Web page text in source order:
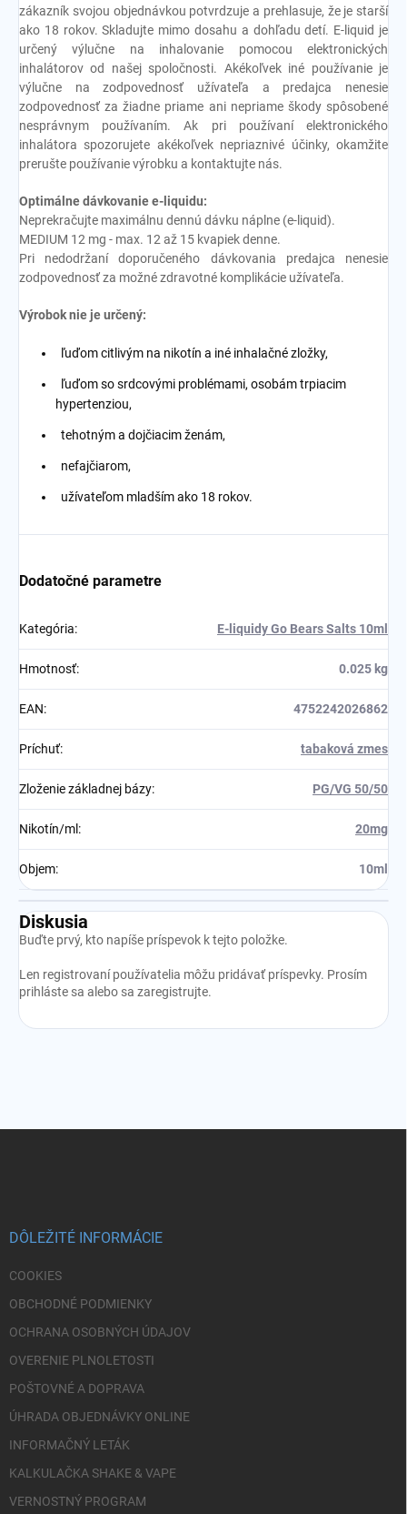
zákazník svojou objednávkou potvrdzuje a prehlasuje, že je starší
ako 18 rokov. Skladujte mimo dosahu a dohľadu detí. E-liquid je
určený výlučne na inhalovanie pomocou elektronických
inhalátorov od našej spoločnosti. Akékoľvek iné používanie je
výlučne na zodpovednosť užívateľa a predajca nenesie
zodpovednosť za žiadne priame ani nepriame škody spôsobené
nesprávnym používaním. Ak pri používaní elektronického
inhalátora spozorujete akékoľvek nepriaznivé účinky, okamžite
prerušte používanie výrobku a kontaktujte nás.
Optimálne dávkovanie e-liquidu:
Neprekračujte maximálnu dennú dávku náplne (e-liquid).
MEDIUM 12 mg - max. 12 až 15 kvapiek denne.
Pri nedodržaní doporučeného dávkovania predajca nenesie
zodpovednosť za možné zdravotné komplikácie užívateľa.
Výrobok nie je určený:
ľuďom citlivým na nikotín a iné inhalačné zložky,
ľuďom so srdcovými problémami, osobám trpiacim
hypertenziou,
tehotným a dojčiacim ženám,
nefajčiarom,
užívateľom mladším ako 18 rokov.
Dodatočné parametre
Kategória: E-liquidy Go Bears Salts 10ml
Hmotnosť: 0.025 kg
EAN: 4752242026862
Príchuť: tabaková zmes
Zloženie základnej bázy: PG/VG 50/50
Nikotín/ml : 20mg
Objem: 10ml
Diskusia
Buďte prvý, kto napíše príspevok k tejto položke.
Len registrovaní používatelia môžu pridávať príspevky. Prosím
prihláste sa alebo sa zaregistrujte.
DÔLEŽITÉ INFORMÁCIE
COOKIES
OBCHODNÉ PODMIENKY
OCHRANA OSOBNÝCH ÚDAJOV
OVERENIE PLNOLETOSTI
POŠTOVNÉ A DOPRAVA
ÚHRADA OBJEDNÁVKY ONLINE
INFORMAČNÝ LETÁK
KALKULAČKA SHAKE & VAPE
VERNOSTNÝ PROGRAM